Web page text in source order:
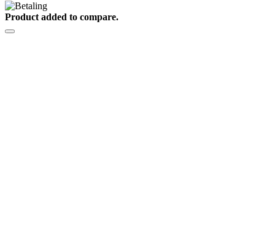
Product added to compare.